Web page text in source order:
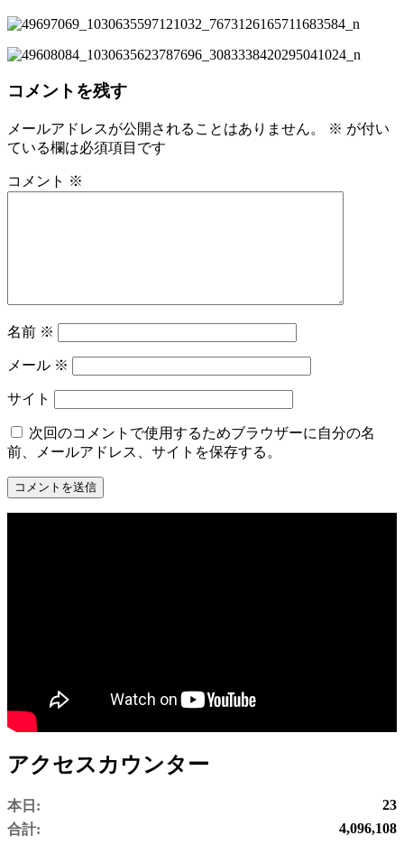
コメントを残す
メールアドレスが公開されることはありません。 ※ が付い
ている欄は必須項目です
コメント ※
名前 ※
メール ※
サイト
次回のコメントで使用するためブラウザーに自分の名
前、メールアドレス、サイトを保存する。
アクセスカウンター
本日:
23
合計:
4,096,108